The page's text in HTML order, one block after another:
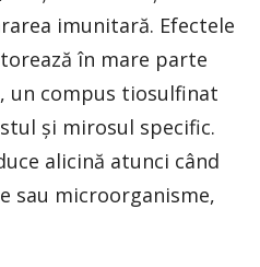
imunitară. Efectele
în mare parte
un compus tiosulfinat
și mirosul specific.
alicină atunci când
sau microorganisme,